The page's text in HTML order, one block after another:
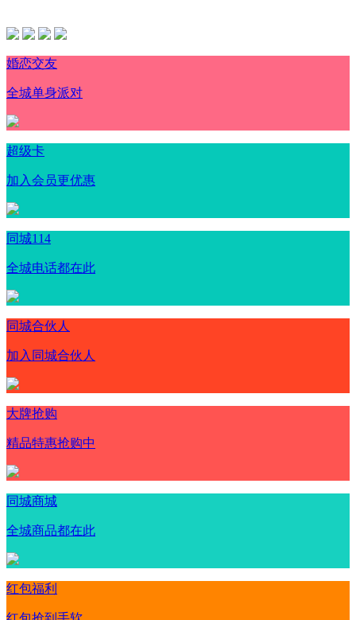
婚恋交友
全城单身派对
超级卡
加入会员更优惠
同城114
全城电话都在此
同城合伙人
加入同城合伙人
大牌抢购
精品特惠抢购中
同城商城
全城商品都在此
红包福利